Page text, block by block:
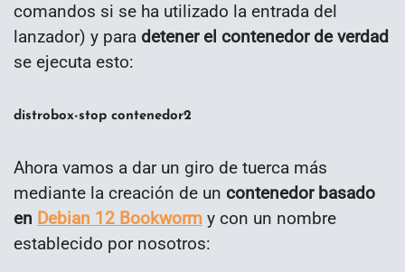
comandos si se ha utilizado la entrada del
lanzador) y para detener el contenedor de verdad
se ejecuta esto:
distrobox-stop contenedor2
Ahora vamos a dar un giro de tuerca más
mediante la creación de un contenedor basado
en Debian 12 Bookworm y con un nombre
establecido por nosotros: